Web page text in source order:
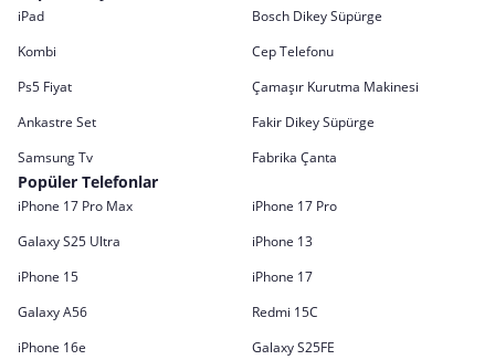
iPad
Bosch Dikey Süpürge
Kombi
Cep Telefonu
Ps5 Fiyat
Çamaşır Kurutma Makinesi
Ankastre Set
Fakir Dikey Süpürge
Samsung Tv
Fabrika Çanta
Popüler Telefonlar
iPhone 17 Pro Max
iPhone 17 Pro
Galaxy S25 Ultra
iPhone 13
iPhone 15
iPhone 17
Galaxy A56
Redmi 15C
iPhone 16e
Galaxy S25FE